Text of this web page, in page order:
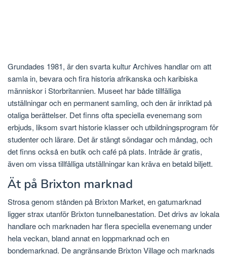
Grundades 1981, är den svarta kultur Archives handlar om att
samla in, bevara och fira historia afrikanska och karibiska
människor i Storbritannien. Museet har både tillfälliga
utställningar och en permanent samling, och den är inriktad på
otaliga berättelser. Det finns ofta speciella evenemang som
erbjuds, liksom svart historie klasser och utbildningsprogram för
studenter och lärare. Det är stängt söndagar och måndag, och
det finns också en butik och café på plats. Inträde är gratis,
även om vissa tillfälliga utställningar kan kräva en betald biljett.
Ät på Brixton marknad
Strosa genom stånden på Brixton Market, en gatumarknad
ligger strax utanför Brixton tunnelbanestation. Det drivs av lokala
handlare och marknaden har flera speciella evenemang under
hela veckan, bland annat en loppmarknad och en
bondemarknad. De angränsande Brixton Village och marknads